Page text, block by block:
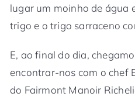
lugar um moinho de água
trigo e o trigo sarraceno
E, ao final do dia,
encontrar-nos com o chef
do Fairmont Manoir